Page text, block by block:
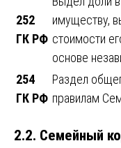
252
ГК РФ
имуществу,
стоимости
основе
254
ГК РФ
Раздел
правилам
2.2. Семейный